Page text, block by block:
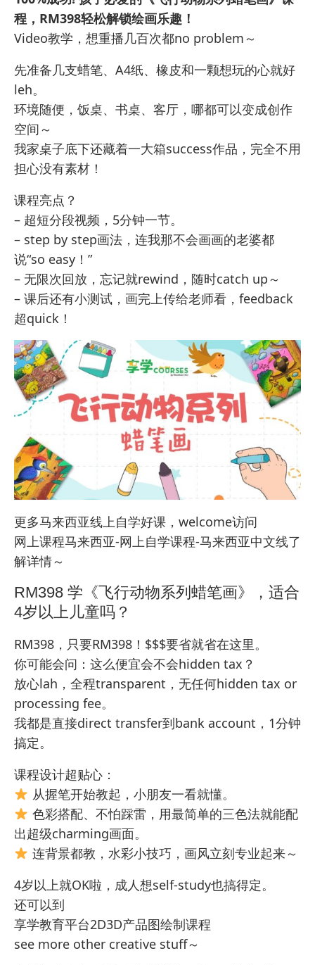
程，RM398轻松解锁绘画乐趣！
Video教学，想重播几百次都no problem～
先准备几支蜡笔、A4纸、橡皮和一颗想玩的心就好
leh。
环境随便，饭桌、书桌、客厅，哪都可以变成创作
空间～
我家桌子底下还藏着一大箱success作品，完全不用
担心没有素材！
课程亮点？
– 超短分段视频，5分钟一节。
– step by step画法，连我那不会画画的老婆都
说“so easy！”
– 无限次回放，忘记就rewind，随时catch up～
– 课后还有小测试，画完上传给老师看，feedback
超quick！
更多马来西亚线上自学好课，welcome访问
网上课程马来西亚-网上自学课程-马来西亚中文线了
解详情～
RM398 学《飞行动物系列蜡笔画》，适合
4岁以上儿童吗？
RM398，只要RM398！$$$要省就省在这里。
你可能会问：这么便宜会不会hidden tax？
放心lah，全程transparent，无任何hidden tax or
processing fee。
我都是直接direct transfer到bank account，1分钟
搞定。
课程设计超贴心：
从握笔开始教起，小朋友一看就懂。
色彩搭配、不怕踩雷，用最简单的三色法就能配
出超级charming画面。
连背景都教，水彩小技巧，画风立刻专业起来～
4岁以上就OK啦，成人想self-study也搞得定。
还可以到
享学教育平台2D3D产品图绘制课程
see more other creative stuff～